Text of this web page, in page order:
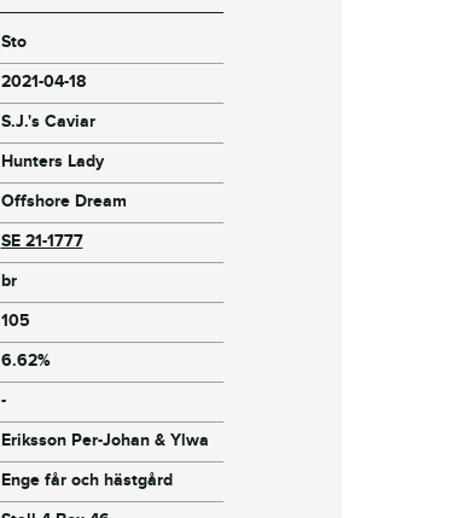
Sto
2021-04-18
S.J.'s Caviar
Hunters Lady
Offshore Dream
SE 21-1777
br
105
6.62%
-
Eriksson Per-Johan & Ylwa
Enge får och hästgård